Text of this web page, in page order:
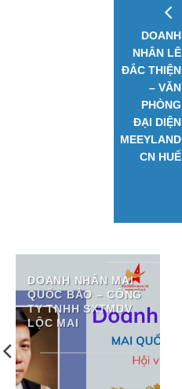
DOANH
NHÂN LÊ
ĐẮC THIỆN
– VĂN
PHÒNG
ĐẠI DIỆN
MEEYLAND
CN HUẾ
DOANH NHÂN MAI
QUỐC BẢO – CÔNG
TY TNHH SXTMDV
LỘC MAI